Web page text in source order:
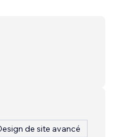
de site avancé